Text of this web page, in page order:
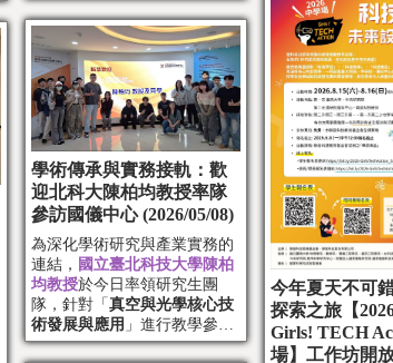
今年夏天不可
探索之旅【
Girls! TECH
場】工作坊開
學術傳承與實務接軌：歡
迎北科大陳柏均教授率隊
參訪國儀中心 (2026/05/08)
為深化學術研究與產業實務的
連結， 國立臺北科技大學陳柏
均教授於今日率領研究生團
隊，針對「 真空與光學核心技
術發展與應用 」進行教學參
訪。